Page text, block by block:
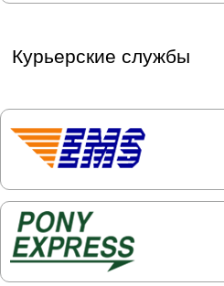
Курьерские службы